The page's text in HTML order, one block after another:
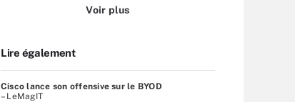
Voir plus
Lire également
Cisco lance son offensive sur le BYOD
– LeMagIT